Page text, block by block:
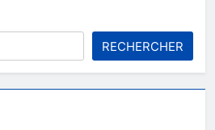
RECHERCHER